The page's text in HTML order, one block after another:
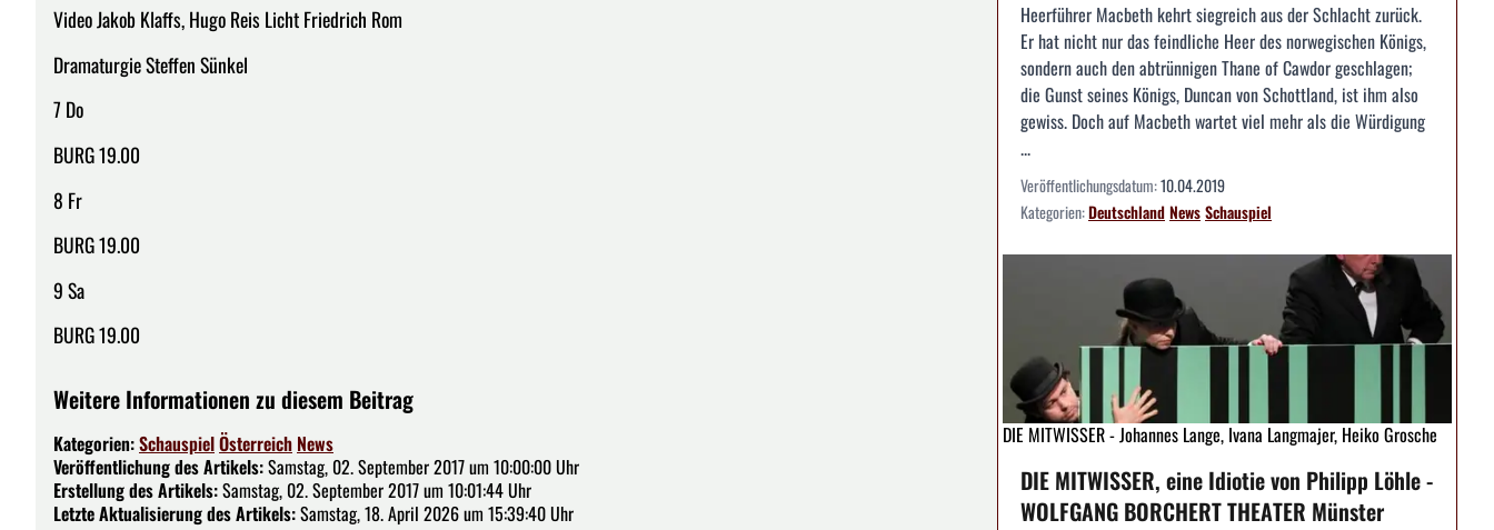
Video Jakob Klaffs, Hugo Reis Licht Friedrich Rom
Dramaturgie Steffen Sünkel
7 Do
BURG 19.00
8 Fr
BURG 19.00
9 Sa
BURG 19.00
Weitere Informationen zu diesem Beitrag
Kategorien:SchauspielÖsterreich News
Veröffentlichung des Artikels:Samstag, 02. September 2017 um 10:00:00 Uhr
Erstellung des Artikels:Samstag, 02. September 2017 um 10:01:44 Uhr
Letzte Aktualisierung des Artikels:Samstag, 18. April 2026 um 15:39:40 Uhr
Heerführer Macbeth kehrt siegreich aus der Schlacht zurück.
Er hat nicht nur das feindliche Heer des norwegischen Königs,
sondern auch den abtrünnigen Thane of Cawdor geschlagen;
die Gunst seines Königs, Duncan von Schottland, ist ihm also
gewiss. Doch auf Macbeth wartet viel mehr als die Würdigung
...
Veröffentlichungsdatum:10.04.2019
Kategorien:DeutschlandNewsSchauspiel
DIE MITWISSER - Johannes Lange, Ivana Langmajer, Heiko Grosche
DIE MITWISSER, eine Idiotie von Philipp Löhle -
WOLFGANG BORCHERT THEATER Münster